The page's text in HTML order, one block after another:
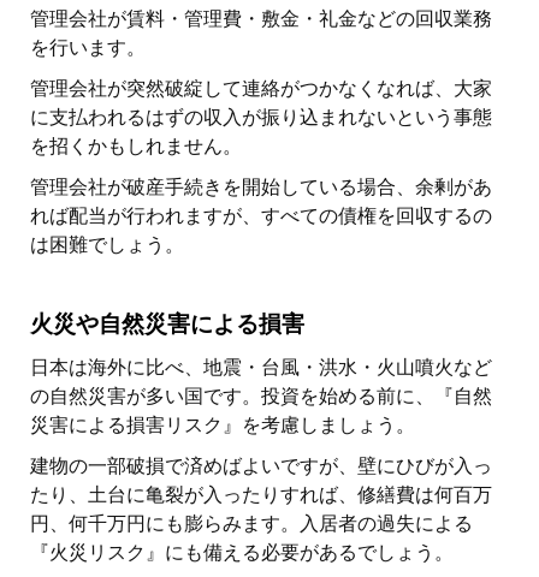
管理会社が賃料・管理費・敷金・礼金などの回収業務
を行います。
管理会社が突然破綻して連絡がつかなくなれば、大家
に支払われるはずの収入が振り込まれないという事態
を招くかもしれません。
管理会社が破産手続きを開始している場合、余剰があ
れば配当が行われますが、すべての債権を回収するの
は困難でしょう。
火災や自然災害による損害
日本は海外に比べ、地震・台風・洪水・火山噴火など
の自然災害が多い国です。投資を始める前に、『自然
災害による損害リスク』を考慮しましょう。
建物の一部破損で済めばよいですが、壁にひびが入っ
たり、土台に亀裂が入ったりすれば、修繕費は何百万
円、何千万円にも膨らみます。入居者の過失による
『火災リスク』にも備える必要があるでしょう。